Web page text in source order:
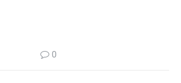
0